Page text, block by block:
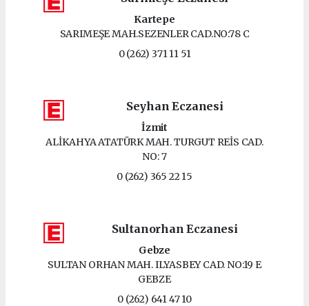
Kartepe
SARIMEŞE MAH.SEZENLER CAD.NO:78 C
0 (262) 371 11 51
Seyhan Eczanesi
İzmit
ALİKAHYA ATATÜRK MAH. TURGUT REİS CAD.
NO: 7
0 (262) 365 22 15
Sultanorhan Eczanesi
Gebze
SULTAN ORHAN MAH. ILYASBEY CAD. NO:19 E
GEBZE
0 (262) 641 47 10